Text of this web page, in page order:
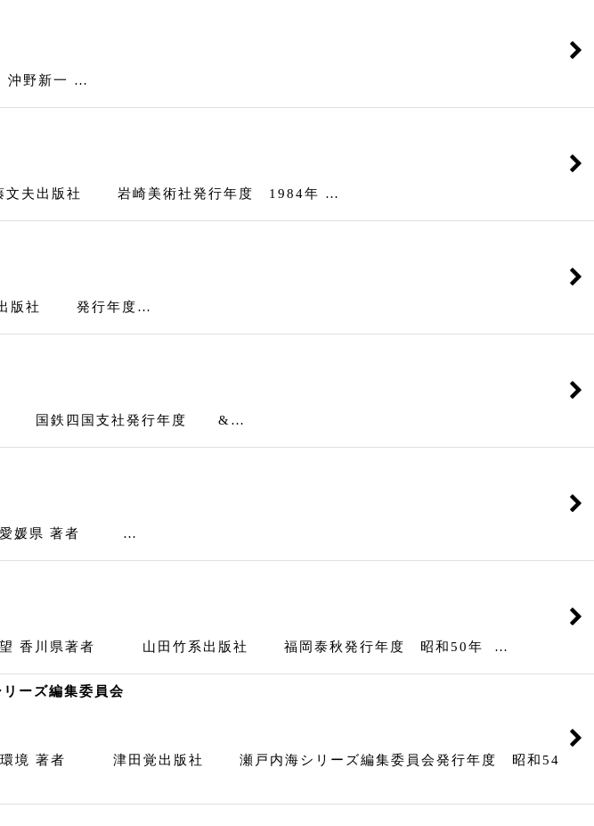
野新一 …
夫出版社 岩崎美術社発行年度 1984年 …
版社 発行年度…
国鉄四国支社発行年度 &…
知 愛媛県 著者 …
展望 香川県著者 山田竹系出版社 福岡泰秋発行年度 昭和50年 …
ーズ編集委員会
環境 著者 津田覚出版社 瀬戸内海シリーズ編集委員会発行年度 昭和54